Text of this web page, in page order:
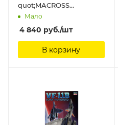
quot;MACROSS
Hasegawa, 1/72
Мало
4 840 руб./шт
В корзину